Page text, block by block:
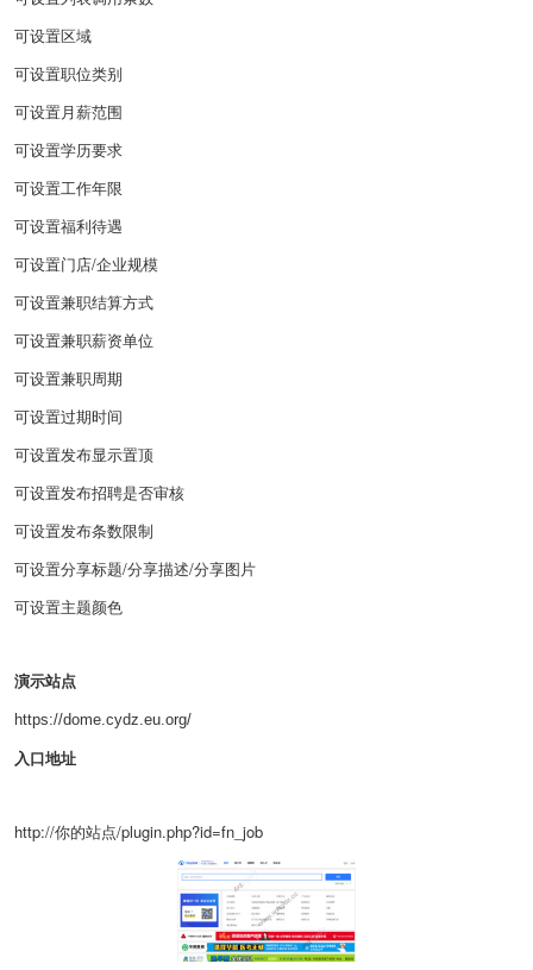
可设置区域
可设置职位类别
可设置月薪范围
可设置学历要求
可设置工作年限
可设置福利待遇
可设置门店/企业规模
可设置兼职结算方式
可设置兼职薪资单位
可设置兼职周期
可设置过期时间
可设置发布显示置顶
可设置发布招聘是否审核
可设置发布条数限制
可设置分享标题/分享描述/分享图片
可设置主题颜色
演示站点
https://dome.cydz.eu.org/
入口地址
http://你的站点/plugin.php?id=fn_job